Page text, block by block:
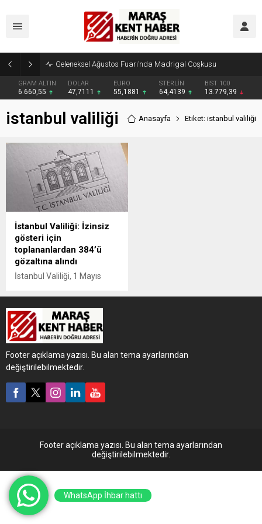
Geleneksel Ağustos Fuarı’nda Madrigal Coşkusu
GRAM ALTIN
6.660,55
DOLAR
47,7111
EURO
55,1881
STERLİN
64,4139
BIST 100
13.779,39
istanbul valiliği Anasayfa Etiket: istanbul valiliği
İstanbul Valiliği: İzinsiz
gösteri için
toplananlardan 384’ü
gözaltına alındı
İstanbul Valiliği, 1 Mayıs
Günü'nde izinsiz gösteri için
toplananlardan 384'ünün
gözaltına alındığını açıkladı.
Footer açıklama yazısı. Bu alan tema ayarlarından
değiştirilebilmektedir.
Footer açıklama yazısı. Bu alan tema ayarlarından
değiştirilebilmektedir.
WhatsApp İhbar hattı